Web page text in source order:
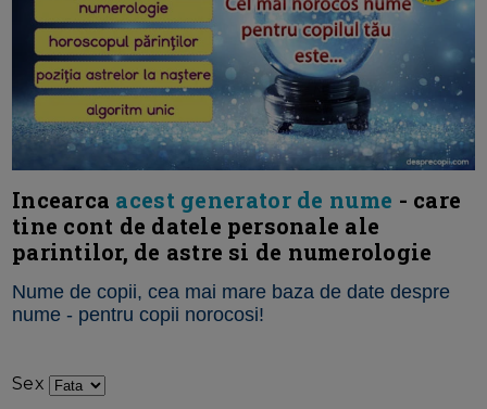
Incearca acest generator de nume - care
tine cont de datele personale ale
parintilor, de astre si de numerologie
Nume de copii, cea mai mare baza de date despre
nume - pentru copii norocosi!
Sex